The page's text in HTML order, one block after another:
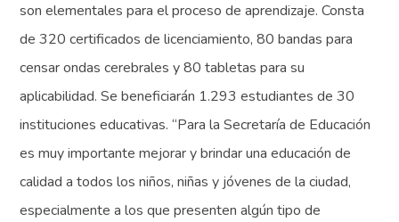
son elementales para el proceso de aprendizaje. Consta
de 320 certificados de licenciamiento, 80 bandas para
censar ondas cerebrales y 80 tabletas para su
aplicabilidad. Se beneficiarán 1.293 estudiantes de 30
instituciones educativas. “Para la Secretaría de Educación
es muy importante mejorar y brindar una educación de
calidad a todos los niños, niñas y jóvenes de la ciudad,
especialmente a los que presenten algún tipo de